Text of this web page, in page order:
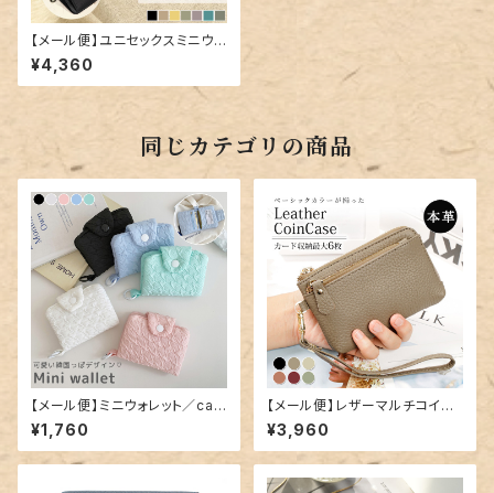
【メール便】ユニセックスミニウォ
レット／card139
¥4,360
同じカテゴリの商品
【メール便】ミニウォレット／car
d143
¥1,760
【メール便】レザーマルチコイン
ケース／card141
¥3,960